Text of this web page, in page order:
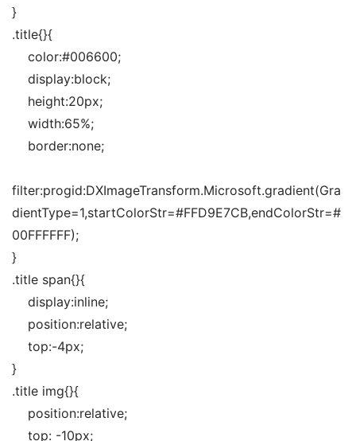
}
.title{}{
color:#006600;
display:block;
height:20px;
width:65%;
border:none;
filter:progid:DXImageTransform.Microsoft.gradient(Gra
dientType=1,startColorStr=#FFD9E7CB,endColorStr=#
00FFFFFF);
}
.title span{}{
display:inline;
position:relative;
top:-4px;
}
.title img{}{
position:relative;
top: -10px;